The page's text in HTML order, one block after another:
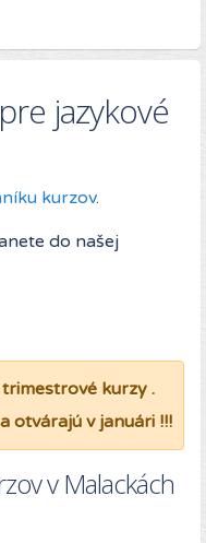
jazykové
kurzov.
do našej
kurzy .
otvárajú v januári !!!
v Malackách